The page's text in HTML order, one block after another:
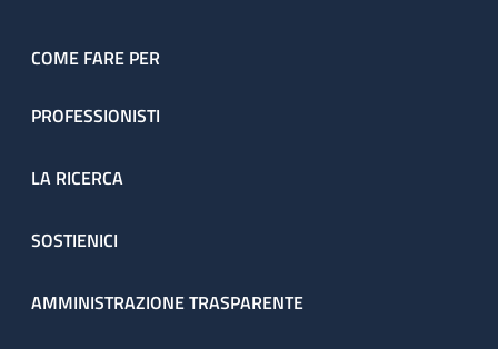
COME FARE PER
PROFESSIONISTI
LA RICERCA
SOSTIENICI
AMMINISTRAZIONE TRASPARENTE